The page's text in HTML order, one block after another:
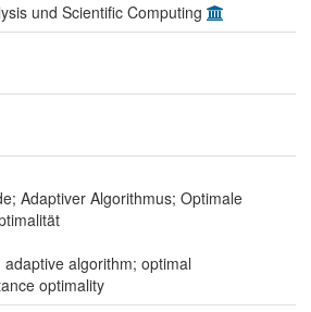
und Scientific Computing
Adaptiver Algorithmus; Optimale
algorithm; optimal
optimality